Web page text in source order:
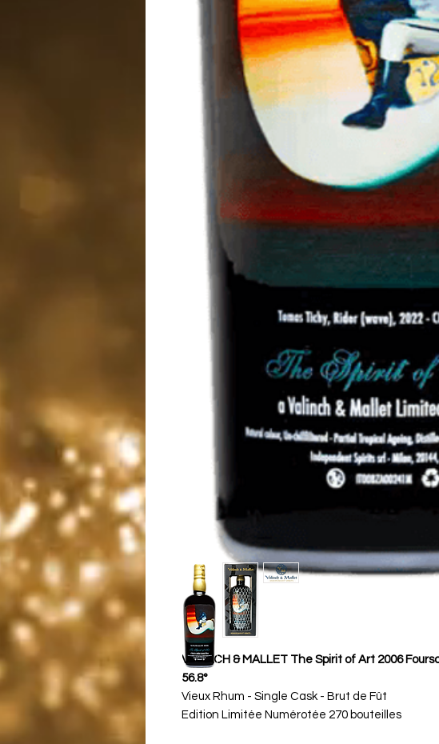
VALINCH & MALLET The Spirit of Art 2006
56.8°
Vieux Rhum - Single Cask - Brut de Fût
Edition Limitée Numérotée 270 bouteilles